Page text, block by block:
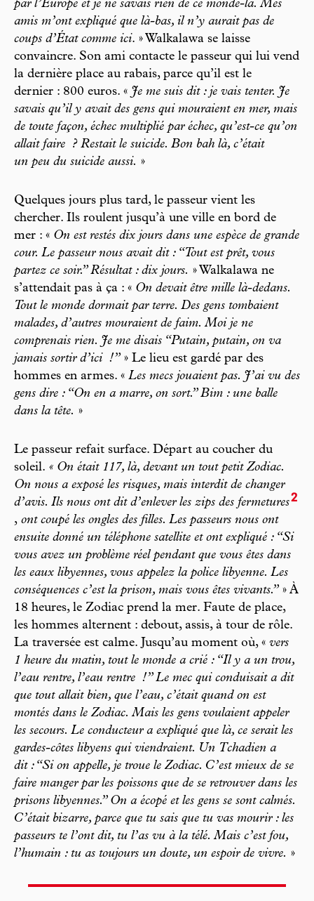
par l’Europe et je ne savais rien de ce monde-là. Mes
amis m’ont expliqué que là-bas, il n’y aurait pas de
coups d’État comme ici. » Walkalawa se laisse
convaincre. Son ami contacte le passeur qui lui vend
la dernière place au rabais, parce qu’il est le
dernier : 800 euros. « Je me suis dit : je vais tenter. Je
savais qu’il y avait des gens qui mouraient en mer, mais
de toute façon, échec multiplié par échec, qu’est-ce qu’on
allait faire
? Restait le suicide. Bon bah là, c’était
un peu du suicide aussi. »
Quelques jours plus tard, le passeur vient les
chercher. Ils roulent jusqu’à une ville en bord de
mer : « On est restés dix jours dans une espèce de grande
cour. Le passeur nous avait dit : “Tout est prêt, vous
partez ce soir.” Résultat : dix jours. » Walkalawa ne
s’attendait pas à ça : « On devait être mille là-dedans.
Tout le monde dormait par terre. Des gens tombaient
malades, d’autres mouraient de faim. Moi je ne
comprenais rien. Je me disais “Putain, putain, on va
jamais sortir d’ici !” » Le lieu est gardé par des
hommes en armes. « Les mecs jouaient pas. J’ai vu des
gens dire : “On en a marre, on sort.” Bim : une balle
dans la tête. »
Le passeur refait surface. Départ au coucher du
soleil. « On était 117, là, devant un tout petit Zodiac.
On nous a exposé les risques, mais interdit de changer
d’avis. Ils nous ont dit d’enlever les zips des fermetures2
, ont coupé les ongles des filles. Les passeurs nous ont
ensuite donné un téléphone satellite et ont expliqué : “Si
vous avez un problème réel pendant que vous êtes dans
les eaux libyennes, vous appelez la police libyenne. Les
conséquences c’est la prison, mais vous êtes vivants.” » À
18 heures, le Zodiac prend la mer. Faute de place,
les hommes alternent : debout, assis, à tour de rôle.
La traversée est calme. Jusqu’au moment où, « vers
1 heure du matin, tout le monde a crié : “Il y a un trou,
l’eau rentre, l’eau rentre !” Le mec qui conduisait a dit
que tout allait bien, que l’eau, c’était quand on est
montés dans le Zodiac. Mais les gens voulaient appeler
les secours. Le conducteur a expliqué que là, ce serait les
gardes-côtes libyens qui viendraient. Un Tchadien a
dit :“Si on appelle, je troue le Zodiac. C’est mieux de se
faire manger par les poissons que de se retrouver dans les
prisons libyennes.” On a écopé et les gens se sont calmés.
C’était bizarre, parce que tu sais que tu vas mourir : les
passeurs te l’ont dit, tu l’as vu à la télé. Mais c’est fou,
l’humain : tu as toujours un doute, un espoir de vivre. »